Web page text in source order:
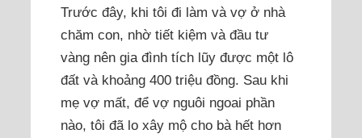
Trước đây, khi tôi đi làm và vợ ở nhà
chăm con, nhờ tiết kiệm và đầu tư
vàng nên gia đình tích lũy được một lô
đất và khoảng 400 triệu đồng. Sau khi
mẹ vợ mất, để vợ nguôi ngoai phần
nào, tôi đã lo xây mộ cho bà hết hơn